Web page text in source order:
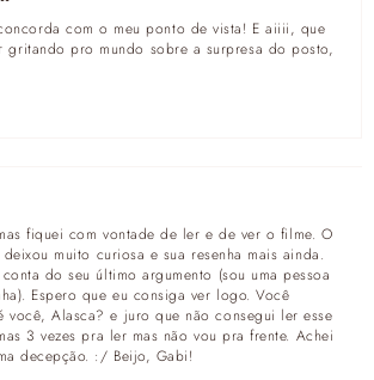
com o meu ponto de vista! E aiiii, que
gritando pro mundo sobre a surpresa do posto,
fiquei com vontade de ler e de ver o filme. O
muito curiosa e sua resenha mais ainda.
do seu último argumento (sou uma pessoa
Espero que eu consiga ver logo. Você
você, Alasca? e juro que não consegui ler esse
3 vezes pra ler mas não vou pra frente. Achei
decepção. :/ Beijo, Gabi!